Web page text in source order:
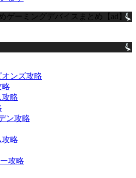
ゲーミングデバイスまとめ【ad】
ンズ攻略
略
攻略
ン攻略
攻略
攻略